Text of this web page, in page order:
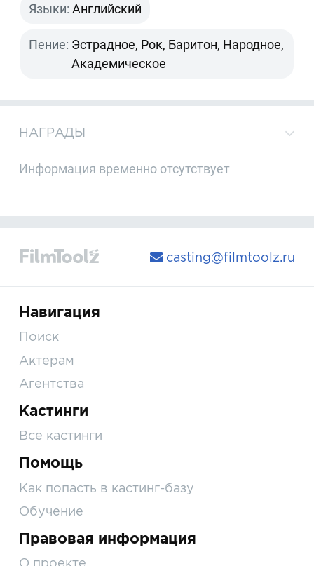
Языки: Английский
Пение: Эстрадное, Рок, Баритон, Народное,
Академическое
НАГРАДЫ
Информация временно отсутствует
casting@filmtoolz.ru
Навигация
Поиск
Актерам
Агентства
Кастинги
Все кастинги
Помощь
Как попасть в кастинг-базу
Обучение
Правовая информация
О проекте